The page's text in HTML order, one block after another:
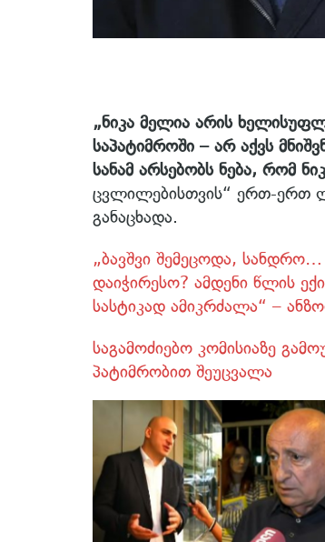
„ნიკა მელია არის
საპატიმროში – არ აქვს
სანამ არსებობს ნება, რომ
ცვლილებისთვის“ ერთ-ერთ
განაცხადა.
„ბავშვი შემეცოდა,
დაიჭირესო? ამდენი წლის
სასტიკად ამიკრძალა“ –
საგამოძიებო კომისიაზე
პატიმრობით შეუცვალა